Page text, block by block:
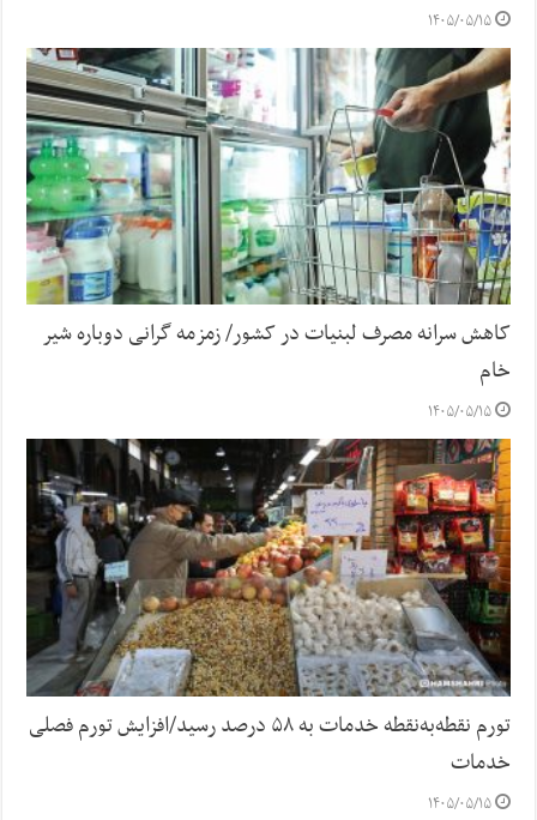
۱۴۰۵/۰۵/۱۵
کاهش سرانه مصرف لبنیات در کشور/ زمزمه گرانی دوباره شیر
خام
۱۴۰۵/۰۵/۱۵
تورم نقطه‌به‌نقطه خدمات به ۵۸ درصد رسید/افزایش تورم فصلی
خدمات
۱۴۰۵/۰۵/۱۵